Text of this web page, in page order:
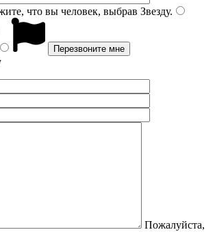
что вы человек, выбрав Звезду.
Пожалуйста,